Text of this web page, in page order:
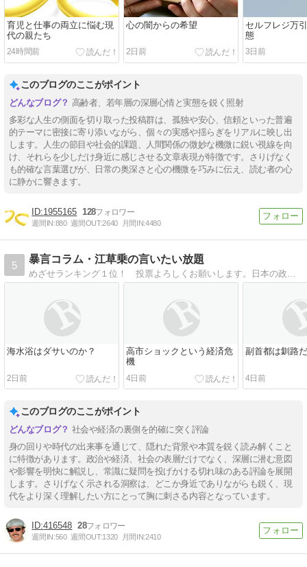
育児と仕事の両立に悩む現
代の親たち
24時間前
心の闇からの希望
2日前
セルフレジ万
態
3日前
このブログのここがポイント
高齢者、若年層の深層心情と実態を鋭く照射
多彩な人生の側面を切り取った投稿群は、孤独や安心、信頼といった普遍
的テーマに密接に寄り添いながら、個々の実感や揺らぎをリアルに映し出
します。人生の節目や社会的課題、人間関係の微妙な機微に鋭い視線を向
け、それらを少しだけ身近に感じさせる文章表現が特徴です。さりげなく
も的確な言葉選びが、日常の奥深さと心の機微を巧みに伝え、読む者の心
に静かに響きます。
1955165 128
週間IN:880 週間OUT:2640 月間IN:4480
5
暴言コラム・江草乗の言いたい放題
海水浴はダサいのか？
2日前
高市ショックという経済危
機
4日前
副首都は釧路
4日前
このブログのここがポイント
社会や経済の裏側を的確に突く評論
身の回りや時代の出来事を通じて、隠れた背景や本質を鋭く読み解くこと
に特徴があります。政治や経済、社会の表層だけでなく、深層に潜む意図
や影響を明快に解説し、常識に疑問を投げかける切れ味のある評論を展開
します。さりげなく示される洞察は、どこか身近でありながらも鋭く、現
代をより深く理解したい方にとって胸に刺さる内容となっています。
416548 28
週間IN:560 週間OUT:1320 月間IN:2410